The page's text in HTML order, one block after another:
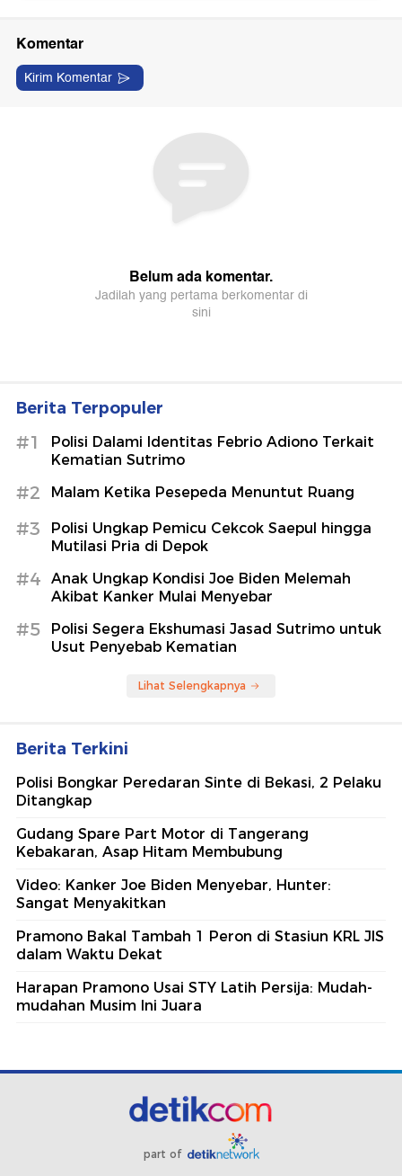
Berita Terpopuler
#1
Polisi Dalami Identitas Febrio Adiono Terkait
Kematian Sutrimo
#2 Malam Ketika Pesepeda Menuntut Ruang
#3
Polisi Ungkap Pemicu Cekcok Saepul hingga
Mutilasi Pria di Depok
#4
Anak Ungkap Kondisi Joe Biden Melemah
Akibat Kanker Mulai Menyebar
#5
Polisi Segera Ekshumasi Jasad Sutrimo untuk
Usut Penyebab Kematian
Lihat Selengkapnya
Berita Terkini
Polisi Bongkar Peredaran Sinte di Bekasi, 2 Pelaku
Ditangkap
Gudang Spare Part Motor di Tangerang
Kebakaran, Asap Hitam Membubung
Video: Kanker Joe Biden Menyebar, Hunter:
Sangat Menyakitkan
Pramono Bakal Tambah 1 Peron di Stasiun KRL JIS
dalam Waktu Dekat
Harapan Pramono Usai STY Latih Persija: Mudah-
mudahan Musim Ini Juara
part of